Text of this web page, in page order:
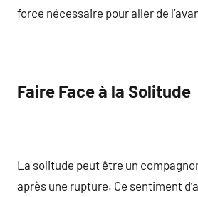
force nécessaire pour aller de
Faire Face à la Solitude
La solitude peut être un
après une rupture. Ce sentiment